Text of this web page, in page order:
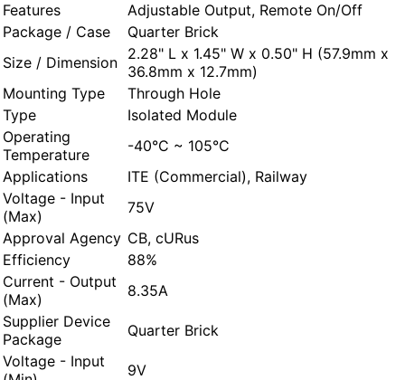
Features
Adjustable Output, Remote On/Off
Package / Case
Quarter Brick
Size / Dimension 2.28" L x 1.45" W x 0.50" H (57.9mm x
36.8mm x 12.7mm)
Mounting Type
Through Hole
Type
Isolated Module
Operating
Temperature
-40°C ~ 105°C
Applications
ITE (Commercial), Railway
Voltage - Input
(Max)
75V
Approval Agency CB, cURus
Efficiency
88%
Current - Output
(Max)
8.35A
Supplier Device
Package
Quarter Brick
Voltage - Input
9V